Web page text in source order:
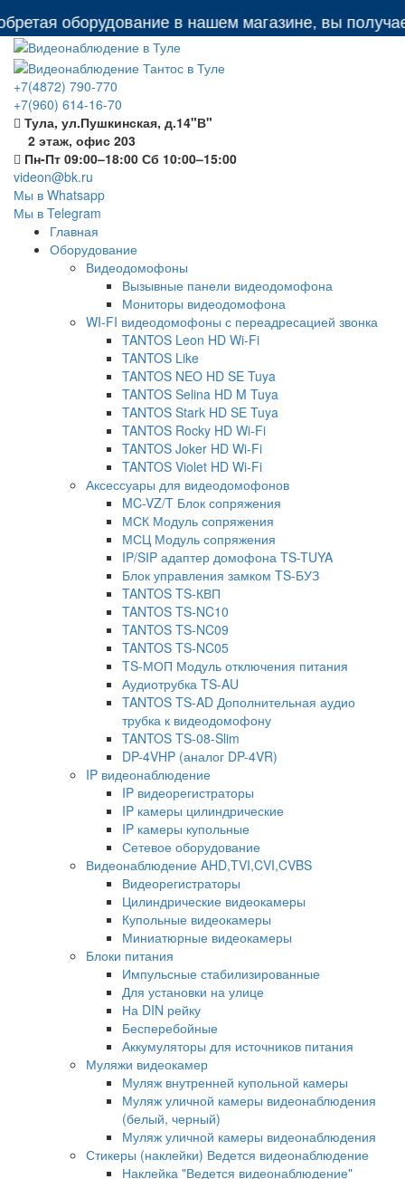
оборудование в нашем магазине, вы
+7(4872) 790-770
+7(960) 614-16-70
Тула, ул.Пушкинская, д.14"В"
2 этаж, офис 203
Пн-Пт 09:00–18:00 Сб 10:00–15:00
videon@bk.ru
Мы в Whatsapp
Мы в Telegram
Главная
Оборудование
Видеодомофоны
Вызывные панели видеодомофона
Мониторы видеодомофона
WI-FI видеодомофоны с переадресацией звонка
TANTOS Leon HD Wi-Fi
TANTOS Like
TANTOS NEO HD SE Tuya
TANTOS Selina HD M Tuya
TANTOS Stark HD SE Tuya
TANTOS Rocky HD Wi-Fi
TANTOS Joker HD Wi-Fi
TANTOS Violet HD Wi-Fi
Аксессуары для видеодомофонов
MC-VZ/T Блок сопряжения
МСК Модуль сопряжения
МСЦ Модуль сопряжения
IP/SIP адаптер домофона TS-TUYA
Блок управления замком TS-БУЗ
TANTOS TS-КВП
TANTOS TS-NC10
TANTOS TS-NC09
TANTOS TS-NC05
TS-МОП Модуль отключения питания
Аудиотрубка TS-AU
TANTOS TS-AD Дополнительная аудио
трубка к видеодомофону
TANTOS TS-08-Slim
DP-4VHP (аналог DP-4VR)
IP видеонаблюдение
IP видеорегистраторы
IP камеры цилиндрические
IP камеры купольные
Сетевое оборудование
Видеонаблюдение AHD,TVI,CVI,CVBS
Видеорегистраторы
Цилиндрические видеокамеры
Купольные видеокамеры
Миниатюрные видеокамеры
Блоки питания
Импульсные стабилизированные
Для установки на улице
На DIN рейку
Бесперебойные
Аккумуляторы для источников питания
Муляжи видеокамер
Муляж внутренней купольной камеры
Муляж уличной камеры видеонаблюдения
(белый, черный)
Муляж уличной камеры видеонаблюдения
Стикеры (наклейки) Ведется видеонаблюдение
Наклейка "Ведется видеонаблюдение"